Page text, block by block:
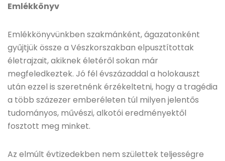
Emlékkönyv
Emlékkönyvünkben szakmánként, ágazatonként
gyűjtjük össze a Vészkorszakban elpusztítottak
életrajzait, akiknek életéről sokan már
megfeledkeztek. Jó fél évszázaddal a holokauszt
után ezzel is szeretnénk érzékeltetni, hogy a tragédia
a több százezer emberéleten túl milyen jelentős
tudományos, művészi, alkotói eredményektől
fosztott meg minket.
Az elmúlt évtizedekben nem születtek teljességre